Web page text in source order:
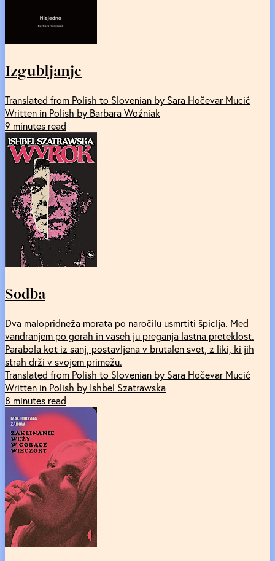
Izgubljanje
Translated from Polish to Slovenian by Sara Hočevar Mucić
Written in Polish by Barbara Woźniak
9 minutes read
Sodba
Dva malopridneža morata po naročilu usmrtiti špiclja. Med
vandranjem po gorah in vaseh ju preganja lastna preteklost.
Parabola kot iz sanj, postavljena v brutalen svet, z liki, ki jih
strah drži v svojem primežu.
Translated from Polish to Slovenian by Sara Hočevar Mucić
Written in Polish by Ishbel Szatrawska
8 minutes read